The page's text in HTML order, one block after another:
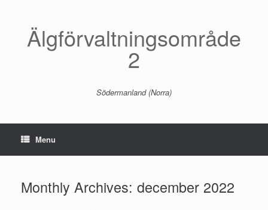
Älgförvaltningsområde
2
Södermanland (Norra)
Menu
Monthly Archives: december 2022